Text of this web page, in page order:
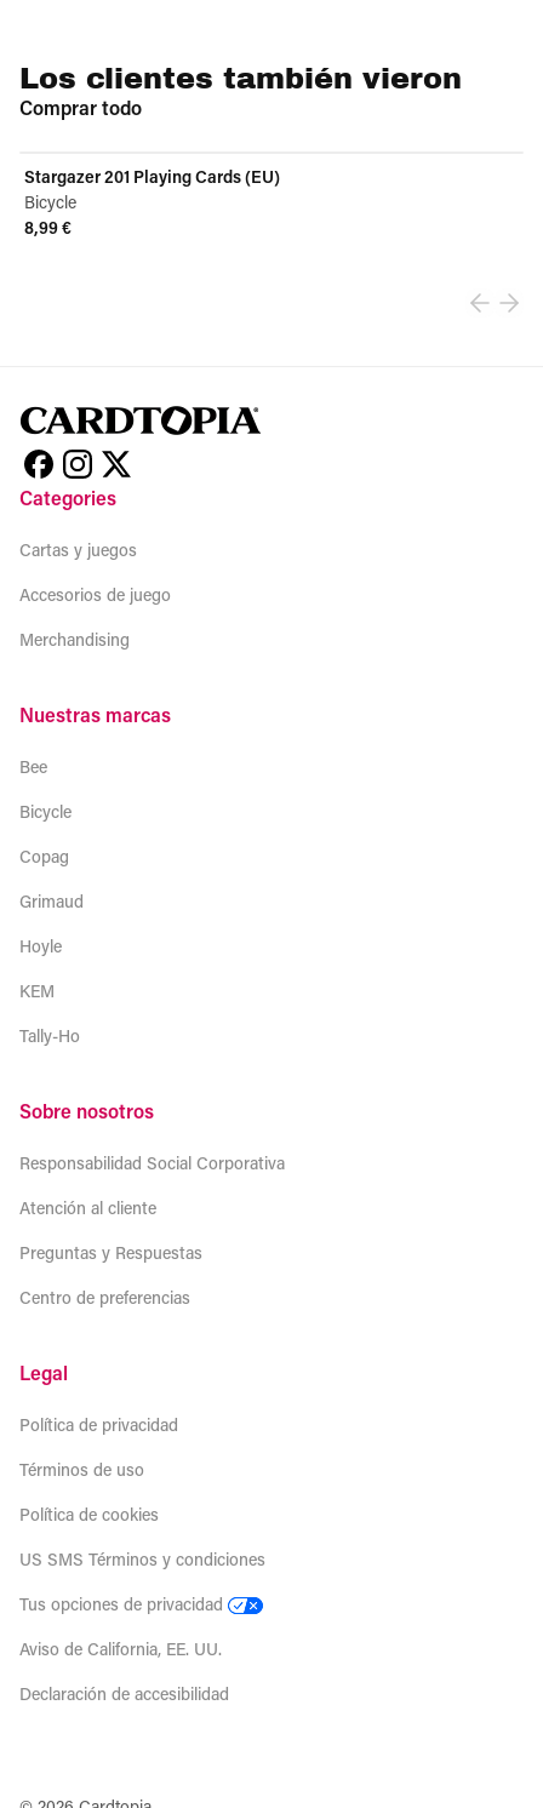
Los clientes también vieron
Comprar todo
Stargazer 201 Playing Cards (EU)
Bicycle
8,99 €
Categories
Cartas y juegos
Accesorios de juego
Merchandising
Nuestras marcas
Bee
Bicycle
Copag
Grimaud
Hoyle
KEM
Tally-Ho
Sobre nosotros
Responsabilidad Social Corporativa
Atención al cliente
Preguntas y Respuestas
Centro de preferencias
Legal
Política de privacidad
Términos de uso
Política de cookies
US SMS Términos y condiciones
Tus opciones de privacidad
Aviso de California, EE. UU.
Declaración de accesibilidad